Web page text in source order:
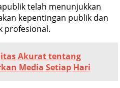
telah menunjukkan
kepentingan publik dan
profesional.
Akurat tentang
Media Setiap Hari